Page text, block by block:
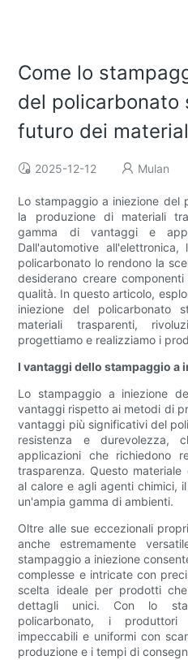
Come lo
del policarbonato
futuro dei
2025-12-12 Mulan
Lo stampaggio a iniezione del
la produzione di materiali
gamma di vantaggi e
Dall'automotive
policarbonato lo rendono la
desiderano creare
qualità. In questo articolo,
iniezione del policarbonato
materiali trasparenti,
progettiamo e realizziamo i
I vantaggi dello stampaggio a
Lo stampaggio a iniezione
vantaggi rispetto ai metodi di
vantaggi più significativi del
resistenza e durevolezza,
applicazioni che richiedono
trasparenza. Questo
al calore e agli agenti chimici,
un'ampia gamma di ambienti.
Oltre alle sue eccezionali
anche estremamente
stampaggio a iniezione
complesse e intricate con
scelta ideale per prodotti
dettagli unici. Con lo
policarbonato, i produttori
impeccabili e uniformi con
produzione e i tempi di